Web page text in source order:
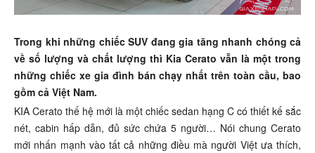
Trong khi những chiếc SUV đang gia tăng nhanh chóng cả
về số lượng và chất lượng thì Kia Cerato vẫn là một trong
những chiếc xe gia đình bán chạy nhất trên toàn cầu, bao
gồm cả Việt Nam.
KIA Cerato thế hệ mới là một chiếc sedan hạng C có thiết kế sắc
nét, cabin hấp dẫn, đủ sức chứa 5 người… Nói chung Cerato
mới nhấn mạnh vào tất cả những điều mà người Việt ưa thích,